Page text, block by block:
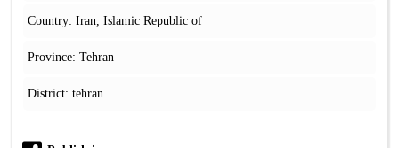
Country: Iran, Islamic Republic of
Province: Tehran
District: tehran